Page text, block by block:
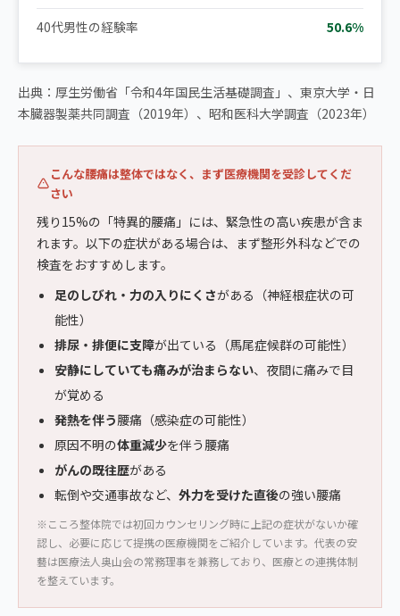
40代男性の経験率 50.6%
出典：厚生労働省「令和4年国民生活基礎調査」、東京大学・日
本臓器製薬共同調査（2019年）、昭和医科大学調査（2023年）
こんな腰痛は整体ではなく、まず医療機関を受診してくだ
さい
残り15%の「特異的腰痛」には、緊急性の高い疾患が含ま
れます。以下の症状がある場合は、まず整形外科などでの
検査をおすすめします。
足のしびれ・力の入りにくさがある（神経根症状の可
能性）
排尿・排便に支障が出ている（馬尾症候群の可能性）
安静にしていても痛みが治まらない、夜間に痛みで目
が覚める
発熱を伴う腰痛（感染症の可能性）
原因不明の体重減少を伴う腰痛
がんの既往歴がある
転倒や交通事故など、 外力を受けた直後の強い腰痛
※こころ整体院では初回カウンセリング時に上記の症状がないか確
認し、必要に応じて提携の医療機関をご紹介しています。代表の安
藝は医療法人奥山会の常務理事を兼務しており、医療との連携体制
を整えています。